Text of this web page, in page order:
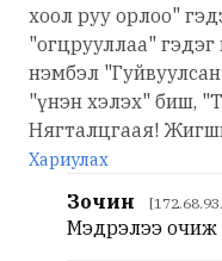
хоол руу орлоо"
"огцрууллаа"
нэмбэл
"үнэн хэлэх" биш,
Нягталцгаая!
Хариулах
Зочин
Мэдрэлээ очиж